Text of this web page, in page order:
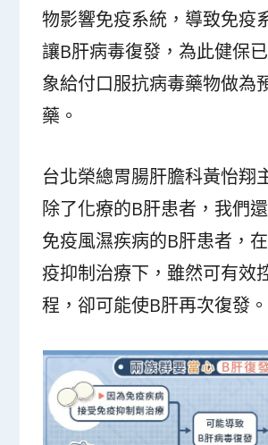
物影響免疫系統，導致免疫
讓B肝病毒復發，為此健保
象給付口服抗病毒藥物做為
藥。
台北榮總胃腸肝膽科黃怡翔
除了化療的B肝患者，我們
免疫風濕疾病的B肝患者，
疫抑制治療下，雖然可有效
程，卻可能使B肝再次復發。